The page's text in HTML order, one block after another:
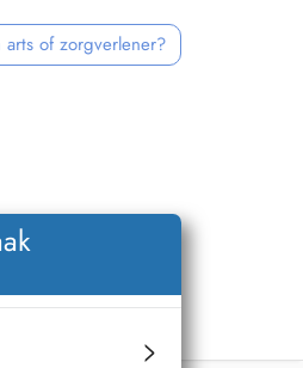
arts of zorgverlener?
>